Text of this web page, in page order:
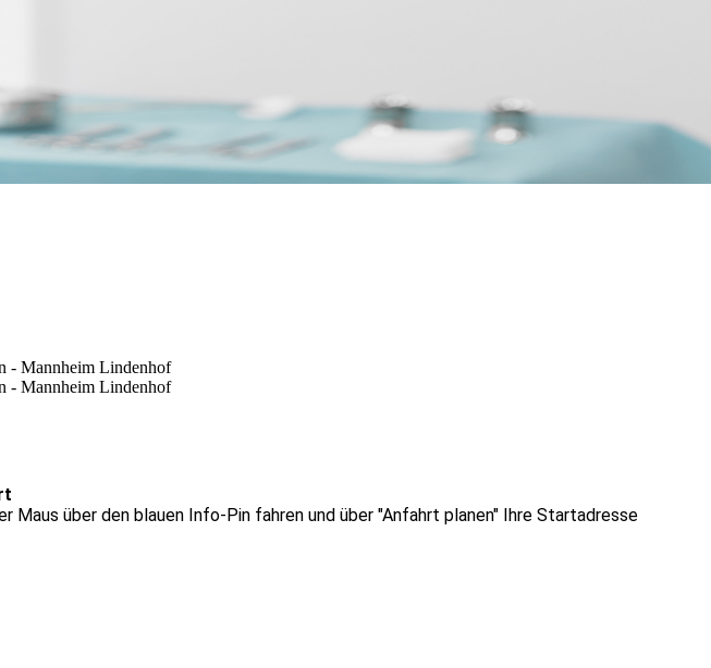
- Mannheim Lindenhof
- Mannheim Lindenhof
über den blauen Info-Pin fahren und über "Anfahrt planen" Ihre Startadresse